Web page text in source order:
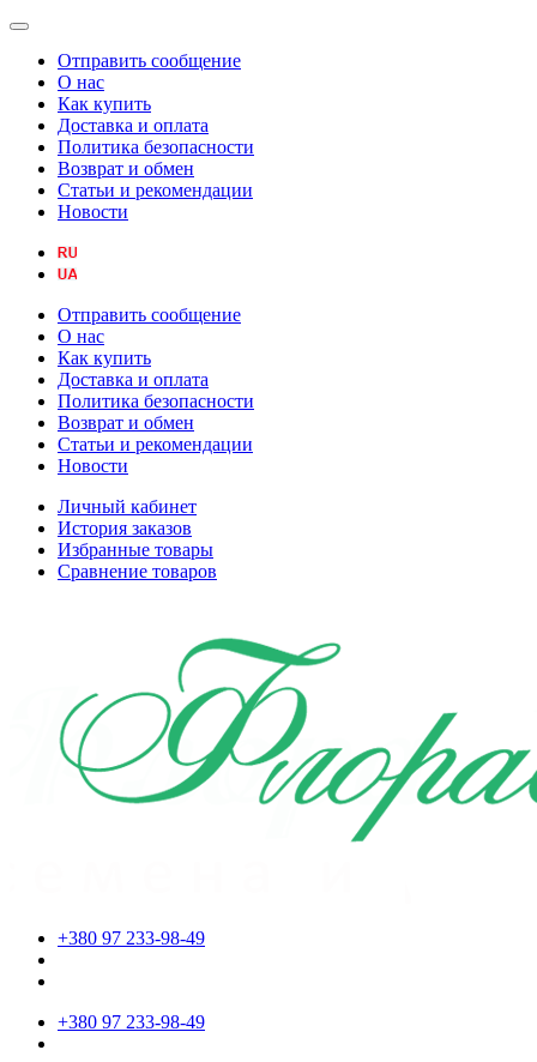
Отправить сообщение
О нас
Как купить
Доставка и оплата
Политика безопасности
Возврат и обмен
Статьи и рекомендации
Новости
Отправить сообщение
О нас
Как купить
Доставка и оплата
Политика безопасности
Возврат и обмен
Статьи и рекомендации
Новости
Личный кабинет
История заказов
Избранные товары
Сравнение товаров
+380 97 233-98-49
+380 97 233-98-49